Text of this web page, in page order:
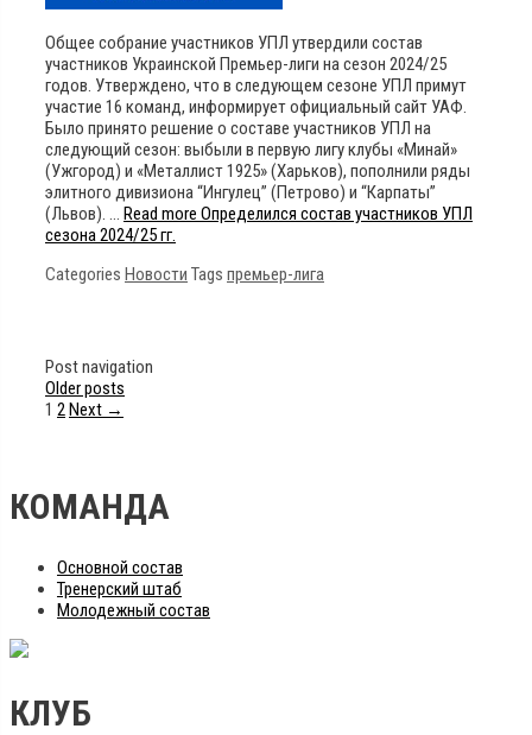
Общее собрание участников УПЛ утвердили состав
участников Украинской Премьер-лиги на сезон 2024/25
годов. Утверждено, что в следующем сезоне УПЛ примут
участие 16 команд, информирует официальный сайт УАФ.
Было принято решение о составе участников УПЛ на
следующий сезон: выбыли в первую лигу клубы «Минай»
(Ужгород) и «Металлист 1925» (Харьков), пополнили ряды
элитного дивизиона “Ингулец” (Петрово) и “Карпаты”
(Львов). … Read more Определился состав участников УПЛ
сезона 2024/25 гг.
Categories Новости Tags премьер-лига
Post navigation
Older posts
1 2Next →
КОМАНДА
Основной состав
Тренерский штаб
Молодежный состав
КЛУБ